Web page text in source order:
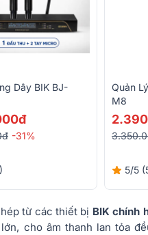
Dây BIK BJ-
-31%
Quản
M8
5/5
từ các thiết bị BIK chính
cho âm thanh lan tỏa